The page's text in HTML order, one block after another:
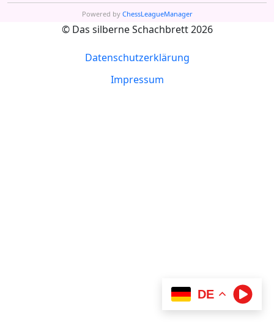
DE
Powered by ChessLeagueManager
© Das silberne Schachbrett 2026
Datenschutzerklärung
Impressum